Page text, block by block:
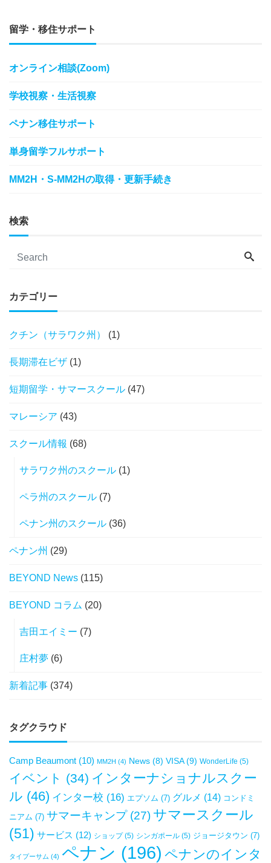
留学・移住サポート
オンライン相談(Zoom)
学校視察・生活視察
ペナン移住サポート
単身留学フルサポート
MM2H・S-MM2Hの取得・更新手続き
検索
カテゴリー
クチン（サラワク州） (1)
長期滞在ビザ (1)
短期留学・サマースクール (47)
マレーシア (43)
スクール情報 (68)
サラワク州のスクール (1)
ペラ州のスクール (7)
ペナン州のスクール (36)
ペナン州 (29)
BEYOND News (115)
BEYOND コラム (20)
吉田エイミー (7)
庄村夢 (6)
新着記事 (374)
タグクラウド
Camp Beaumont (10) MM2H (4) News (8) VISA(9) WonderLife (5)
イベント (34) インターナショナルスクー
ル (46) インター校 (16) エプソム (7) グルメ (14) コンドミ
ニアム (7) サマーキャンプ(27) サマースクール
(51) サービス (12) ショップ(5) シンガポール (5) ジョージタウン (7)
タイプーサム (4) ペナン (196) ペナンのインタ